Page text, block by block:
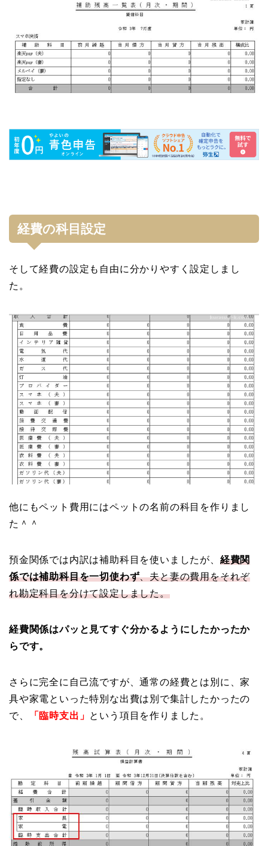
経費の科目設定
そして経費の設定も自由に分かりやすく設定しまし
た。
他にもペット費用にはペットの名前の科目を作りまし
た＾＾
預金関係では内訳は補助科目を使いましたが、 経費関
係では補助科目を一切使わず、夫と妻の費用をそれぞ
れ勘定科目を分けて設定しました。
経費関係はパッと見てすぐ分かるようにしたかったか
らです。
さらに完全に自己流ですが、通常の経費とは別に、家
具や家電といった特別な出費は別で集計したかったの
で、
「臨時支出」 という項目を作りました。